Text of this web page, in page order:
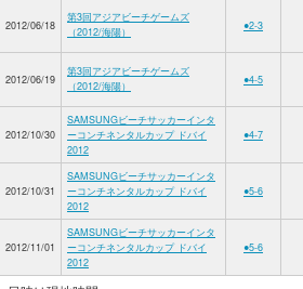
2012/06/18
第3回アジアビーチゲームズ
（2012/海陽）
●2-3
2012/06/19
第3回アジアビーチゲームズ
（2012/海陽）
●4-5
2012/10/30
SAMSUNGビーチサッカーインタ
ーコンチネンタルカップ ドバイ
2012
●4-7
2012/10/31
SAMSUNGビーチサッカーインタ
ーコンチネンタルカップ ドバイ
2012
●5-6
2012/11/01
SAMSUNGビーチサッカーインタ
ーコンチネンタルカップ ドバイ
2012
●5-6